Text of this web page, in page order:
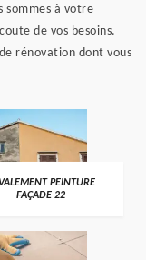
sommes à votre
de vos besoins.
rénovation dont vous
PEINTURE
FAÇADE 22